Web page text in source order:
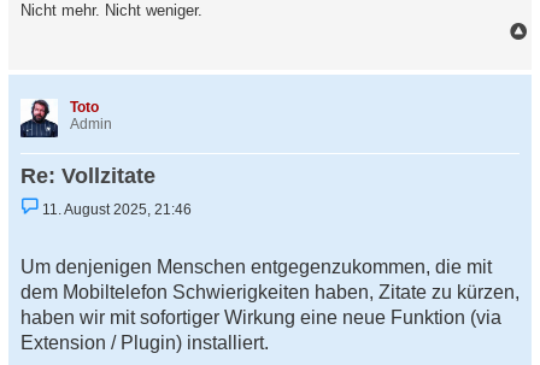
Nicht mehr. Nicht weniger.
c
Toto
Admin
Re: Vollzitate
U
n
l
e
s
e
n
e
11. August 2025, 21:46
Um denjenigen Menschen entgegenzukommen, die mit
dem Mobiltelefon Schwierigkeiten haben, Zitate zu kürzen,
haben wir mit sofortiger Wirkung eine neue Funktion (via
Extension / Plugin) installiert.